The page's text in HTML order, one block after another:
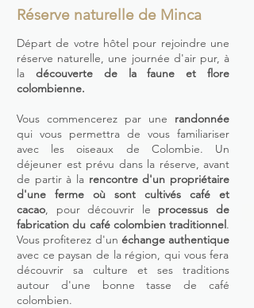
Réserve naturelle de Minca
Départ de votre hôtel pour rejoindre une
réserve naturelle, une journée d'air pur, à
la découverte de la faune et flore
colombienne.
Vous commencerez par une randonnée
qui vous permettra de vous familiariser
avec les oiseaux de Colombie. Un
déjeuner est prévu dans la réserve, avant
de partir à la rencontre d'un propriétaire
d'une ferme où sont cultivés café et
cacao, pour découvrir le processus de
fabrication du café colombien traditionnel.
Vous profiterez d'un échange authentique
avec ce paysan de la région, qui vous fera
découvrir sa culture et ses traditions
autour d'une bonne tasse de café
colombien.